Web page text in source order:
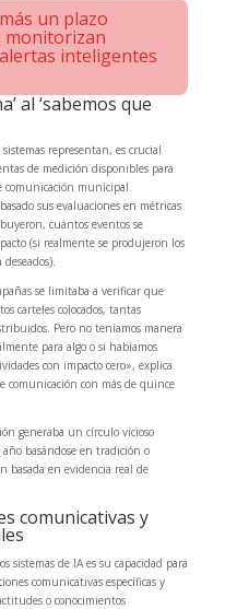
un plazo
monitorizan
inteligentes
al ‘sabemos que
representan, es crucial
de medición disponibles para
comunicación municipal.
sus evaluaciones en métricas
cuántos eventos se
(si realmente se produjeron los
se limitaba a verificar que
carteles colocados, tantas
Pero no teníamos manera
para algo o si habíamos
con impacto cero», explica
comunicación con más de quince
generaba un círculo vicioso
basándose en tradición o
en evidencia real de
comunicativas y
sistemas de IA es su capacidad para
comunicativas específicas y
o conocimientos